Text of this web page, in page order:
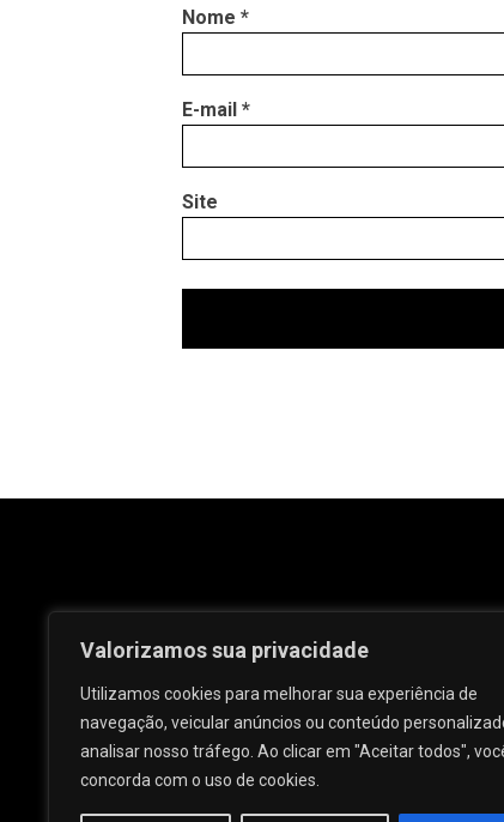
Valorizamos sua privacidade
Utilizamos cookies para melhorar sua experiência de
navegação, veicular anúncios ou conteúdo
analisar nosso tráfego. Ao clicar em "Aceitar todos",
concorda com o uso de cookies.
Nome *
E-mail *
Site
Rua José e Maria Passos, nº 25 -
Palmeira dos Índios - AL.